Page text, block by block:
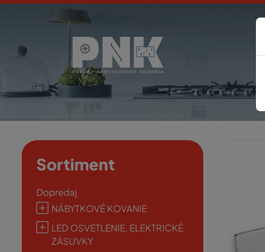
Sortiment
Dopredaj
NÁBYTKOVÉ KOVANIE
LED OSVETLENIE, ELEKTRICKÉ
ZÁSUVKY